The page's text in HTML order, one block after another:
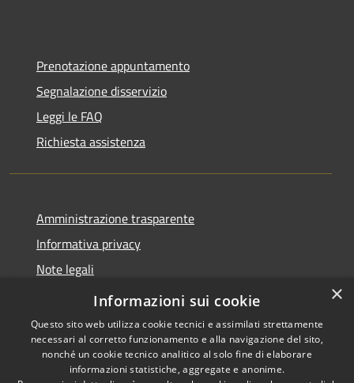
Prenotazione appuntamento
Segnalazione disservizio
Leggi le FAQ
Richiesta assistenza
Amministrazione trasparente
Informativa privacy
Note legali
Dichiarazione di accessibilità
Copyright © 2026 • Comune di
×
Informazioni sui cookie
Questo sito web utilizza cookie tecnici e assimilati strettamente
necessari al corretto funzionamento e alla navigazione del sito,
nonché un cookie tecnico analitico al solo fine di elaborare
informazioni statistiche, aggregate e anonime.